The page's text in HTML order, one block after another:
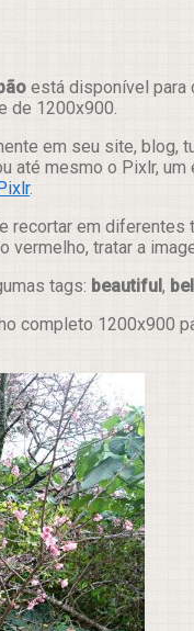
está disponível para
de 1200x900.
em seu site, blog,
até mesmo o Pixlr,
.
em diferentes
vermelho, tratar a
tags: beautiful,
completo 1200x900